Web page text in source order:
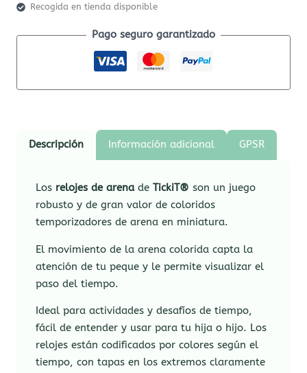
Recogida en tienda disponible
Pago seguro garantizado
Descripción Información adicional GPSR
Los relojes de arenadeTickiT® son un juego
robusto y de gran valor de coloridos
temporizadores de arena en miniatura.
El movimiento de la arena colorida capta la
atención de tu peque y le permite visualizar el
paso del tiempo.
Ideal para actividades y desafíos de tiempo,
fácil de entender y usar para tu hija o hijo. Los
relojes están codificados por colores según el
tiempo, con tapas en los extremos claramente